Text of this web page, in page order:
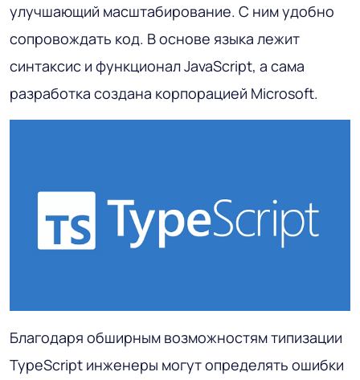
улучшающий масштабирование. С ним удобно
сопровождать код. В основе языка лежит
синтаксис и функционал JavaScript, а сама
разработка создана корпорацией Microsoft.
Благодаря обширным возможностям типизации
TypeScript инженеры могут определять ошибки